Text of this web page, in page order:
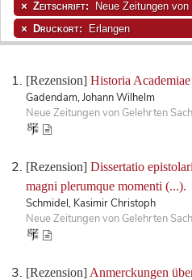
[Rezension] Historia
Gadendam, Johann Wilhelm
Neue Zeitungen von Gelehrten
[Rezension] Dissertatio
magni plerumque momenti (...).
Schmidel, Kasimir Christoph
Neue Zeitungen von Gelehrten
[Rezension] Anmerckungen
Zeitschrift: Neue Zeitungen
Druckort: Erlangen